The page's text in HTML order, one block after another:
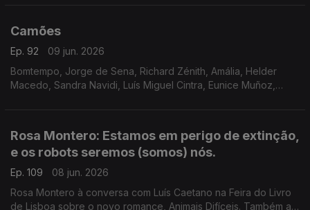
Camões
Ep. 92
09 jun. 2026
Bomtempo, Jorge de Sena, Richard Zénith, Amália, Helder
Macedo, Sandra Navidi, Luís Miguel Cintra, Eunice Muñoz,
Rosa Montero: Estamos em perigo de extinção,
e os robots seremos (somos) nós.
Ep. 109
08 jun. 2026
Rosa Montero à conversa com Luís Caetano na Feira do Livro
de Lisboa sobre o novo romance, Animais Difíceis. Também a